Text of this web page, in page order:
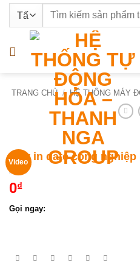
nội
Tìm
TRANG CHỦ / HỆ THỐNG MÁY
Video
Máy in date công nghiệp
0₫
Gọi ngay: